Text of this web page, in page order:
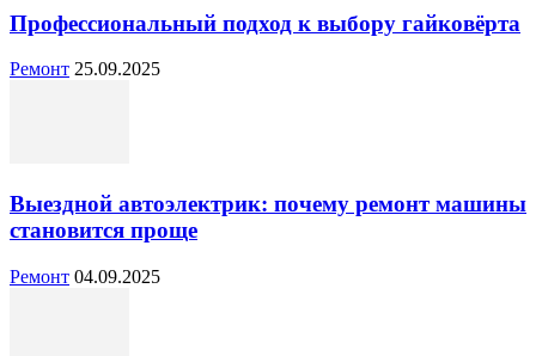
Профессиональный подход к выбору гайковёрта
Ремонт 25.09.2025
Выездной автоэлектрик: почему ремонт машины
становится проще
Ремонт 04.09.2025